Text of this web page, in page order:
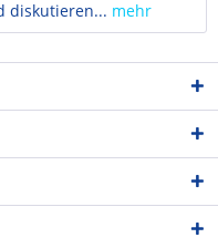
diskutieren... mehr